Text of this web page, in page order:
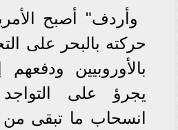
وأردف" أصبح
حركته بالبحر على
بالأوروبيين
يجرؤ على
انسحاب ما تبقى من